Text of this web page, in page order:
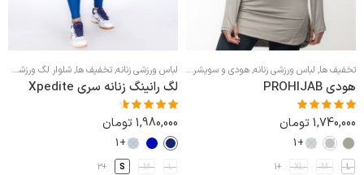
تخفیف ها, لباس ورزشی زنانه,هودی و سویشرت ورزشی زنانه
هودی PROHIJAB
نمره5.00 از 1,740,000تومان
+1
L
M
XL
+1
لباس ورزشی زنانه,تخفیف ها,شلوار لگ ورزشی زنانه
لگ رانینگ زنانه سری Xpedite
نمره 4.50 از 1,980,000تومان
+1
L
M
S
+3